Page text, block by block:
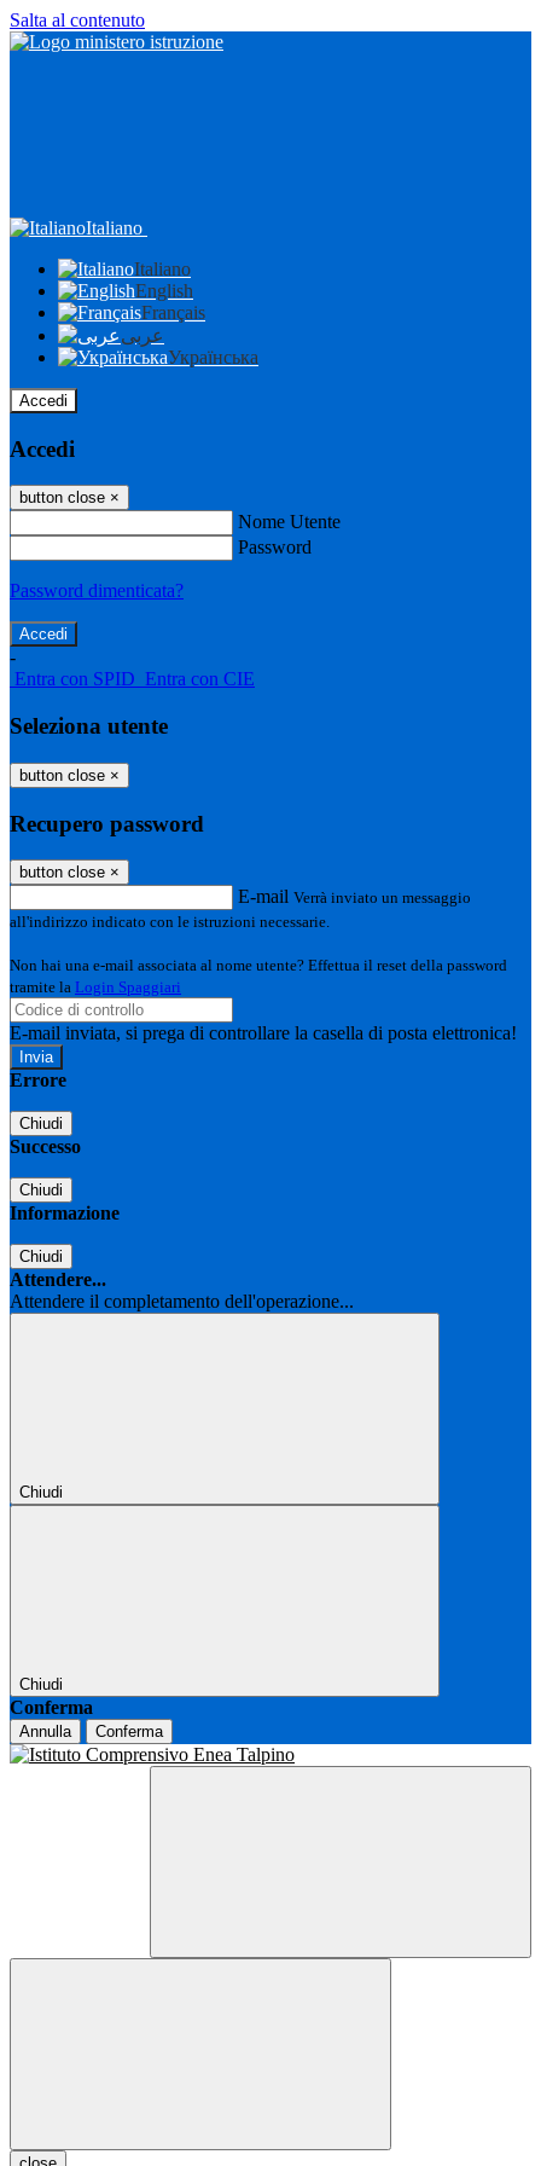
Salta al contenuto
Italiano
Italiano
English
Français
عربى
Українська
Accedi
Accedi
button close ×
Nome Utente
Password
Password dimenticata?
-
Entra con SPID Entra con CIE
Seleziona utente
button close ×
Recupero password
button close ×
E-mail Verrà inviato un messaggio
all'indirizzo indicato con le istruzioni necessarie.
Non hai una e-mail associata al nome utente? Effettua il reset della password
tramite la Login Spaggiari
E-mail inviata, si prega di controllare la casella di posta elettronica!
Errore
Chiudi
Successo
Chiudi
Informazione
Chiudi
Attendere...
Attendere il completamento dell'operazione...
Chiudi
Chiudi
Conferma
Annulla Conferma